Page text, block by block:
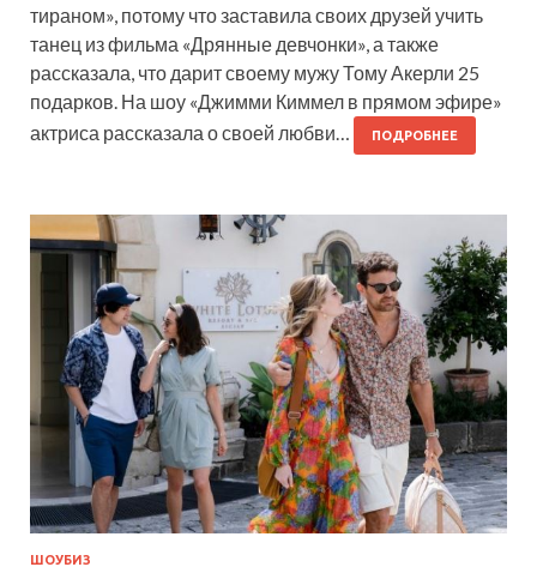
тираном», потому что заставила своих друзей учить
танец из фильма «Дрянные девчонки», а также
рассказала, что дарит своему мужу Тому Акерли 25
подарков. На шоу «Джимми Киммел в прямом эфире»
актриса рассказала о своей любви…
ПОДРОБНЕЕ
ШОУБИЗ